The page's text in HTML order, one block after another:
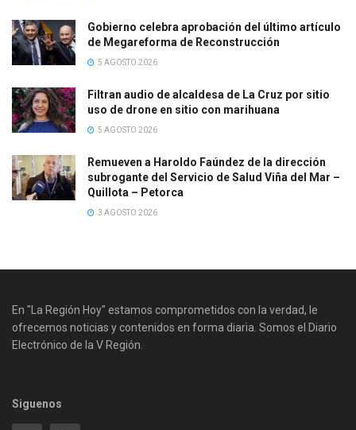
Gobierno celebra aprobación del último artículo
de Megareforma de Reconstrucción
5 AGOSTO 2026
Filtran audio de alcaldesa de La Cruz por sitio
uso de drone en sitio con marihuana
5 AGOSTO 2026
Remueven a Haroldo Faúndez de la dirección
subrogante del Servicio de Salud Viña del Mar –
Quillota – Petorca
3 AGOSTO 2026
En "La Región Hoy" estamos comprometidos con la verdad, le
ofrecemos noticias y contenidos en forma diaria. Somos el Diario
Electrónico de la V Región.
Siguenos